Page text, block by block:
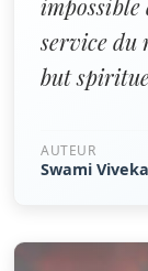
impossible
service du
but
AUTEUR
Swami